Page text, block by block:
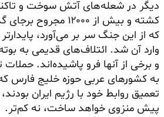
کشته و بیش از ۱۲۰۰۰
که از این جنگ سر بر می‌آورد،
وارد آن شد. ائتلاف‌های قدیمی به
و برخی از آنها فرو پاشیده‌اند. حملات
به کشورهای عربی حوزه خلیج فارس
تعمیق روابط خود با رژیم ایران
پیش منزوی خواهد ساخت، نه کم‌تر.